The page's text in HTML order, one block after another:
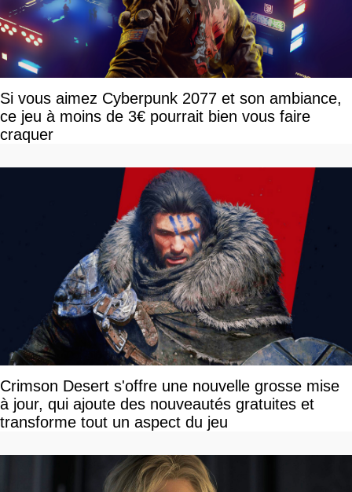
Si vous aimez Cyberpunk 2077 et son ambiance,
ce jeu à moins de 3€ pourrait bien vous faire
craquer
Crimson Desert s'offre une nouvelle grosse mise
à jour, qui ajoute des nouveautés gratuites et
transforme tout un aspect du jeu